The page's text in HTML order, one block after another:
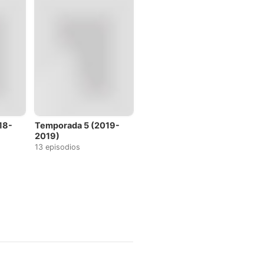
Temporada 5 (2019-
2019)
13 episodios